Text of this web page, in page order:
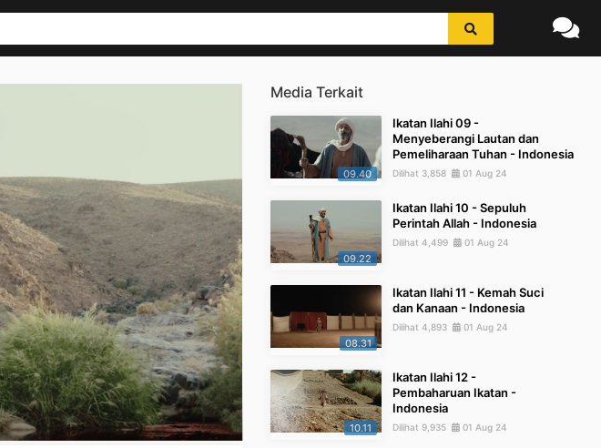
Media Terkait
09.40
Ikatan Ilahi 09 -
Menyeberangi Lautan dan
Pemeliharaan Tuhan - Indonesia
Dilihat 3,858 01 Aug 24
09.22
Ikatan Ilahi 10 - Sepuluh
Perintah Allah - Indonesia
Dilihat 4,499 01 Aug 24
08.31
Ikatan Ilahi 11 - Kemah Suci
dan Kanaan - Indonesia
Dilihat 4,893 01 Aug 24
10.11
Ikatan Ilahi 12 -
Pembaharuan Ikatan -
Indonesia
Dilihat 9,935 01 Aug 24